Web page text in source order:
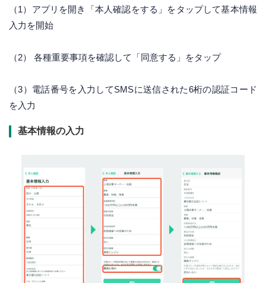
（1）アプリを開き「本人確認をする」をタップして基本情報
入力を開始
（2） 各種重要事項を確認して「同意する」をタップ
（3）電話番号を入力してSMSに送信された6桁の認証コード
を入力
基本情報の入力